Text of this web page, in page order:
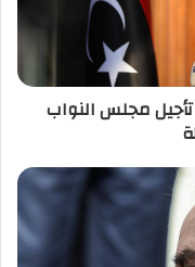
مجلس النواب